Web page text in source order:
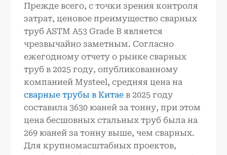
Прежде всего, с точки зрения контроля
затрат, ценовое преимущество сварных
труб ASTM A53 Grade B является
чрезвычайно заметным. Согласно
ежегодному отчету о рынке сварных
труб в 2025 году, опубликованному
компанией Mysteel, средняя цена на
сварные трубы в Китае в 2025 году
составила 3630 юаней за тонну, при этом
цена бесшовных стальных труб была на
269 юаней за тонну выше, чем сварных.
Для крупномасштабных проектов,